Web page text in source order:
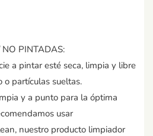
NO PINTADAS:
a pintar esté seca, limpia y libre
o partículas sueltas.
y a punto para la óptima
usar
nuestro producto limpiador